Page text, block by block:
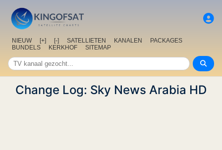
NIEUW [+] [-] SATELLIETEN KANALEN
PACKAGES
BUNDELS
KERKHOF SITEMAP
Change Log: Sky News Arabia HD